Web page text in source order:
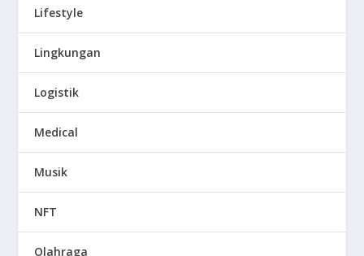
Lifestyle
Lingkungan
Logistik
Medical
Musik
NFT
Olahraga